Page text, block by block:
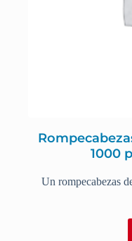
1000
Un rompecabezas